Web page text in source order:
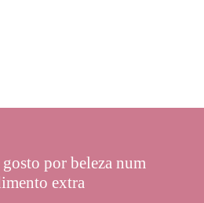
por beleza num
extra